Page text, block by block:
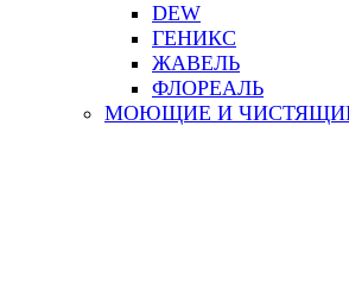
DEW
ГЕНИКС
ЖАВЕЛЬ
ФЛОРЕАЛЬ
МОЮЩИЕ И